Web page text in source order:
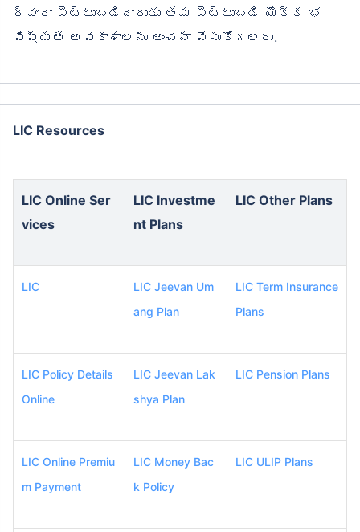
ద్వారా పెట్టుబడిదారుడు తమ పెట్టుబడి యొక్క భ
విష్యత్ అవకాశాలను అంచనా వేసుకోగలరు.
LIC Resources
LIC Online Ser
vices
LIC Investme
nt Plans
LIC Other Plans
LIC
LIC Jeevan Um
ang Plan
LIC Term Insurance
Plans
LIC Policy Details
Online
LIC Jeevan Lak
shya Plan
LIC Pension Plans
LIC Online Premiu
m Payment
LIC Money Bac
k Policy
LIC ULIP Plans